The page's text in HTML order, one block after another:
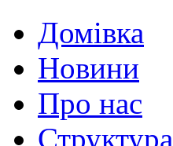
Домівка
Новини
Про нас
Структура